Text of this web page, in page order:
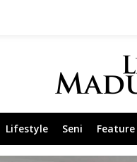
Lifestyle Seni Feature